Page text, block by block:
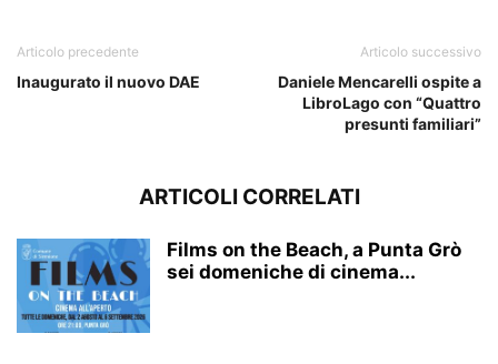
Articolo precedente
Inaugurato il nuovo DAE
Articolo successivo
Daniele Mencarelli ospite a
LibroLago con “Quattro
presunti familiari”
ARTICOLI CORRELATI
Films on the Beach, a Punta Grò
sei domeniche di cinema...